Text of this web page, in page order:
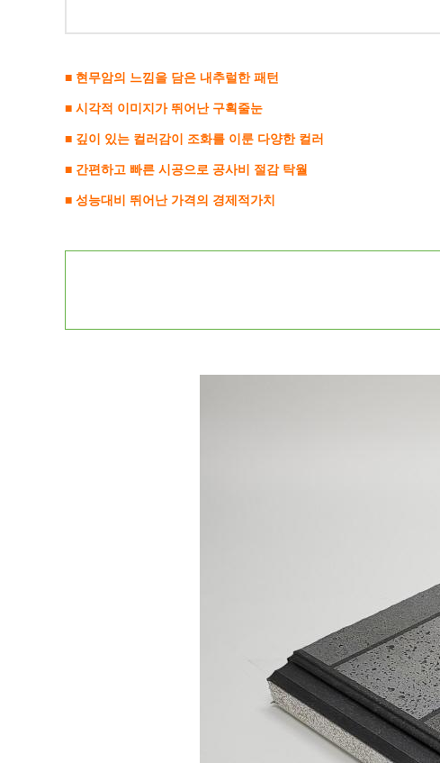
■ 현무암의 느낌을 담은 내추럴한 패턴
■ 시각적 이미지가 뛰어난 구획줄눈
■ 깊이 있는 컬러감이 조화를 이룬 다양한 컬러
■ 간편하고 빠른 시공으로 공사비 절감 탁월
■ 성능대비 뛰어난 가격의 경제적가치